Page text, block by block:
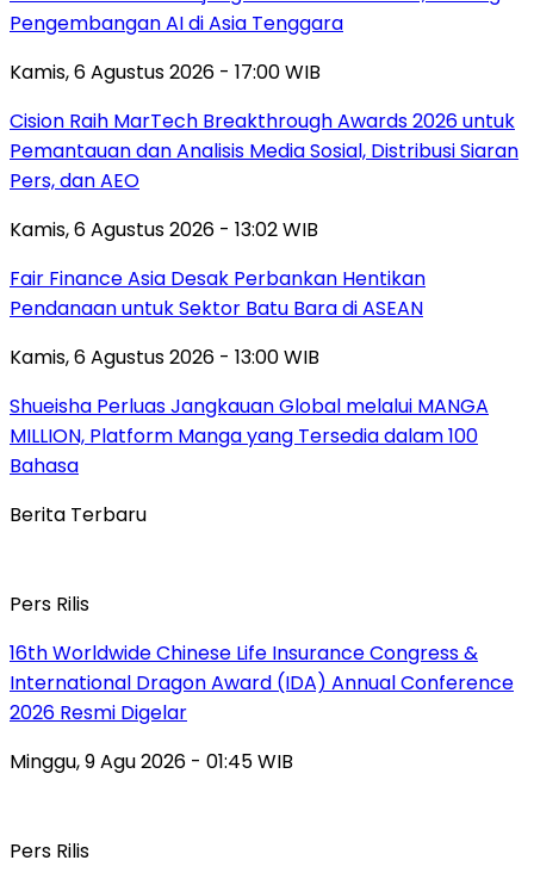
Pengembangan AI di Asia Tenggara
Kamis, 6 Agustus 2026 - 17:00 WIB
Cision Raih MarTech Breakthrough Awards 2026 untuk
Pemantauan dan Analisis Media Sosial, Distribusi Siaran
Pers, dan AEO
Kamis, 6 Agustus 2026 - 13:02 WIB
Fair Finance Asia Desak Perbankan Hentikan
Pendanaan untuk Sektor Batu Bara di ASEAN
Kamis, 6 Agustus 2026 - 13:00 WIB
Shueisha Perluas Jangkauan Global melalui MANGA
MILLION, Platform Manga yang Tersedia dalam 100
Bahasa
Berita Terbaru
Pers Rilis
16th Worldwide Chinese Life Insurance Congress &
International Dragon Award (IDA) Annual Conference
2026 Resmi Digelar
Minggu, 9 Agu 2026 - 01:45 WIB
Pers Rilis